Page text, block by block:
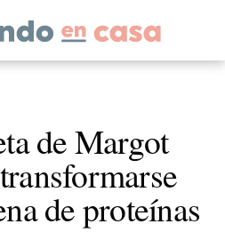
de Margot
de proteínas